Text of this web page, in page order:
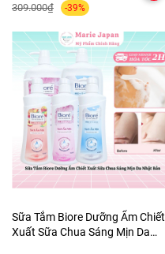
309.000₫ -39%
Sữa Tắm Biore Dưỡng Ẩm Chiết
Xuất Sữa Chua Sáng Mịn Da